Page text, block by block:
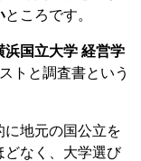
ところです。
浜国立大学 経営学
トと調査書という
に地元の国公立を
どなく、大学選び